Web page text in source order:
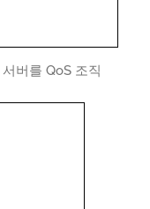
버를 QoS 조직